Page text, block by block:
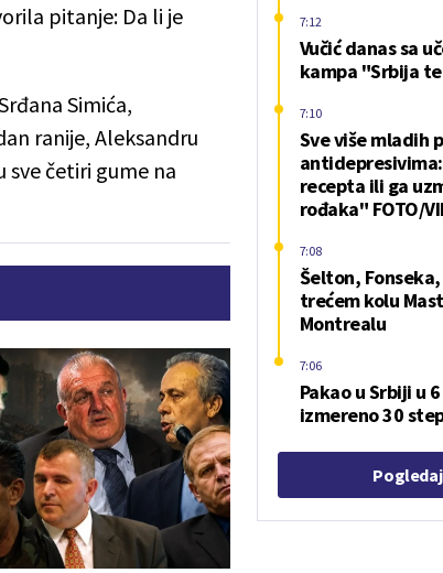
pitanje: Da li je
Simića,
ranije, Aleksandru
sve četiri gume na
Vučić danas sa
kampa "Srbija
7:12
Sve više mladih
recepta ili ga
rođaka" FOTO/
7:10
Šelton,
trećem kolu
Montrealu
7:08
Pakao u Srbiji u
izmereno 30
7:06